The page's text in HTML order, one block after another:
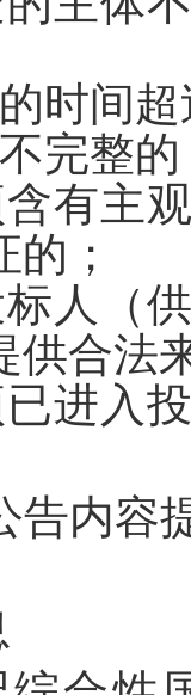
时间
完整的
有主
；
人（
供合法
进入
告内容